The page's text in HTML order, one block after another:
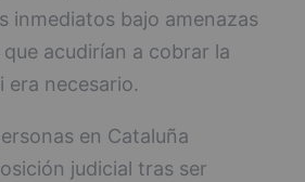
inmediatos bajo amenazas
acudirían a cobrar la
era necesario.
en Cataluña
judicial tras ser